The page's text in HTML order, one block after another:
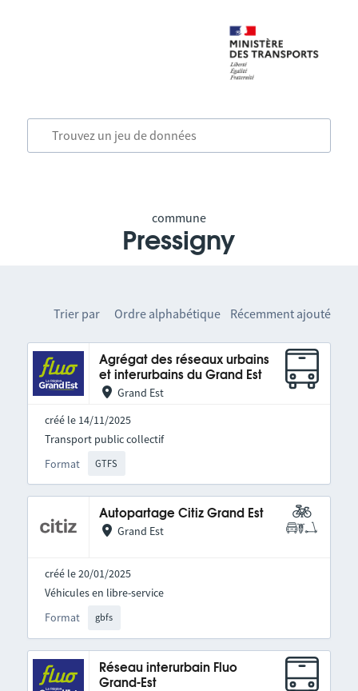
commune
Pressigny
Trier par Ordre alphabétique Récemment ajouté
Agrégat des réseaux urbains
et interurbains du Grand Est
Grand Est
créé le 14/11/2025
Format GTFS
Transport public collectif
Autopartage Citiz Grand Est
Grand Est
créé le 20/01/2025
Format gbfs
Véhicules en libre-service
Réseau interurbain Fluo
Grand-Est